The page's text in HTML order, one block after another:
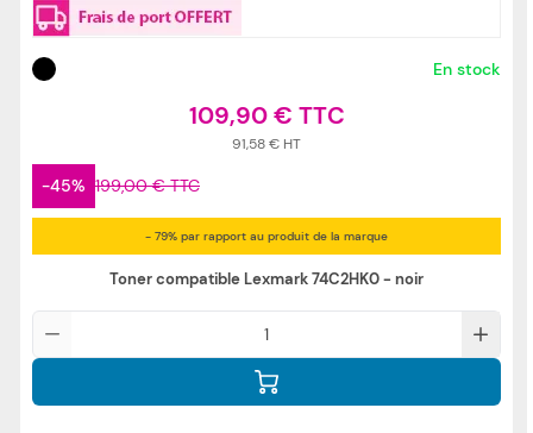
En stock
109,90 €
91,58 €
-45% 199,00 €
- 79% par rapport au produit de la marque
Toner compatible Lexmark 74C2HK0 - noir